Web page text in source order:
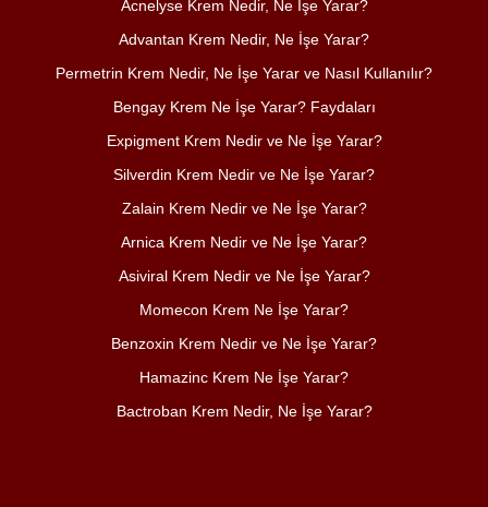
Acnelyse Krem Nedir, Ne İşe Yarar?
Advantan Krem Nedir, Ne İşe Yarar?
Permetrin Krem Nedir, Ne İşe Yarar ve Nasıl Kullanılır?
Bengay Krem Ne İşe Yarar? Faydaları
Expigment Krem Nedir ve Ne İşe Yarar?
Silverdin Krem Nedir ve Ne İşe Yarar?
Zalain Krem Nedir ve Ne İşe Yarar?
Arnica Krem Nedir ve Ne İşe Yarar?
Asiviral Krem Nedir ve Ne İşe Yarar?
Momecon Krem Ne İşe Yarar?
Benzoxin Krem Nedir ve Ne İşe Yarar?
Hamazinc Krem Ne İşe Yarar?
Bactroban Krem Nedir, Ne İşe Yarar?